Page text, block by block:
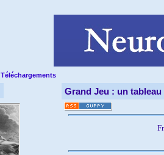
Téléchargements
Grand Jeu : un